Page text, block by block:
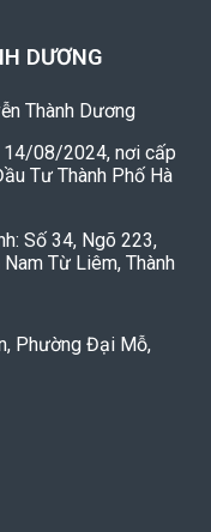
DƯƠNG
Thành Dương
14/08/2024, nơi cấp
Tư Thành Phố Hà
Số 34, Ngõ 223,
Từ Liêm, Thành
Phường Đại Mỗ,